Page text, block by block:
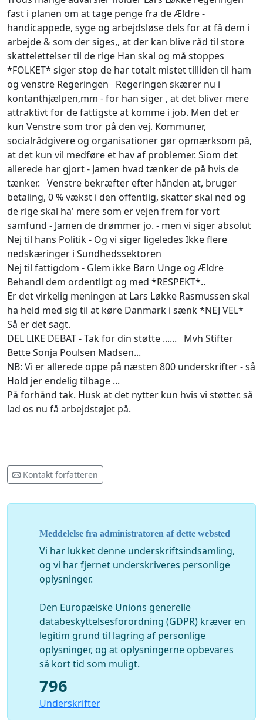
fast i planen om at tage penge fra de Ældre -
handicappede, syge og arbejdsløse dels for at få dem i
arbejde & som der siges,, at der kan blive råd til store
skattelettelser til de rige Han skal og må stoppes
*FOLKET* siger stop de har totalt mistet tilliden til ham
og venstre Regeringen Regeringen skærer nu i
kontanthjælpen,mm - for han siger , at det bliver mere
attraktivt for de fattigste at komme i job. Men det er
kun Venstre som tror på den vej. Kommuner,
socialrådgivere og organisationer gør opmærksom på,
at det kun vil medføre et hav af problemer. Siom det
allerede har gjort - Jamen hvad tænker de på hvis de
tænker. Venstre bekræfter efter hånden at, bruger
betaling, 0 % vækst i den offentlig, skatter skal ned og
de rige skal ha' mere som er vejen frem for vort
samfund - Jamen de drømmer jo. - men vi siger absolut
Nej til hans Politik - Og vi siger ligeledes Ikke flere
nedskæringer i Sundhedssektoren
Nej til fattigdom - Glem ikke Børn Unge og Ældre
Behandl dem ordentligt og med *RESPEKT*..
Er det virkelig meningen at Lars Løkke Rasmussen skal
ha held med sig til at køre Danmark i sænk *NEJ VEL*
Så er det sagt.
DEL LIKE DEBAT - Tak for din støtte ...... Mvh Stifter
Bette Sonja Poulsen Madsen...
NB: Vi er allerede oppe på næsten 800 underskrifter - så
Hold jer endelig tilbage ...
På forhånd tak. Husk at det nytter kun hvis vi støtter. så
lad os nu få arbejdstøjet på.
Kontakt forfatteren
Meddelelse fra administratoren af dette websted
Vi har lukket denne underskriftsindsamling,
og vi har fjernet underskriveres personlige
oplysninger.
Den Europæiske Unions generelle
databeskyttelsesforordning (GDPR) kræver en
legitim grund til lagring af personlige
oplysninger, og at oplysningerne opbevares
så kort tid som muligt.
796
Underskrifter